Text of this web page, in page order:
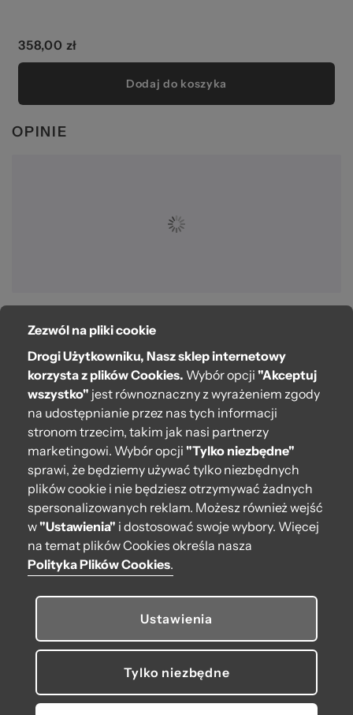
358,00 zł
Dodaj do koszyka
OPINIE
O bag
Pomoc
Moje O bag
Kontakt
222 571 414
bok@obagstore.pl
WhatsApp O bag Polska
Pon.-pt. w godz 08:00 - 16:00
Obserwuj nas
© 2026 O bag. Wszelkie prawa zastrzeżone.
U nas płacisz, jak lubisz:
Zezwól na pliki cookie
Drogi Użytkowniku, Nasz sklep internetowy
korzysta z plików Cookies. Wybór opcji "Akceptuj
wszystko" jest równoznaczny z wyrażeniem zgody
na udostępnianie przez nas tych informacji
stronom trzecim, takim jak nasi partnerzy
marketingowi. Wybór opcji "Tylko niezbędne"
sprawi, że będziemy używać tylko niezbędnych
plików cookie i nie będziesz otrzymywać żadnych
spersonalizowanych reklam. Możesz również wejść
w"Ustawienia" i dostosować swoje wybory. Więcej
na temat plików Cookies określa nasza
Polityka Plików Cookies.
Ustawienia
Tylko niezbędne